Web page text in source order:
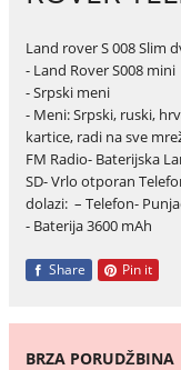
Land rover S 008 Slim
- Land Rover S008 mini
- Srpski meni
- Meni: Srpski, ruski,
kartice, radi na sve
FM Radio- Baterijska
SD- Vrlo otporan
dolazi: – Telefon-
- Baterija 3600 mAh
Share Pin it
BRZA PORUDŽBINA